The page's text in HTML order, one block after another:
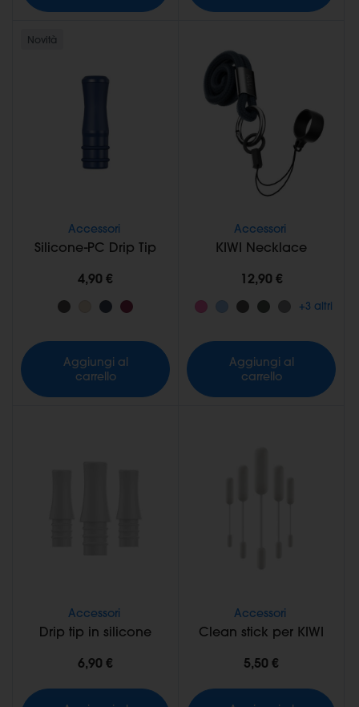
Novità
Accessori
Silicone-PC Drip Tip
4,90 €
Aggiungi al
carrello
Accessori
KIWI Necklace
12,90 €
+3 altri
Aggiungi al
carrello
Accessori
Drip tip in silicone
6,90 €
Accessori
Clean stick per KIWI
5,50 €